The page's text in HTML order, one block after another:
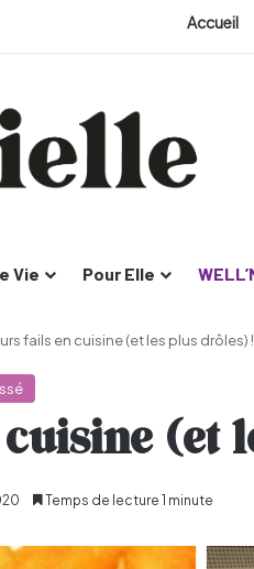
Accueil
Vie Pour Elle
fails en cuisine (et les plus drôles) !
(et
Temps de lecture 1 minute